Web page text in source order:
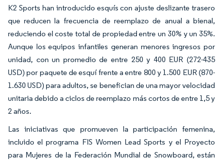
K2 Sports han introducido esquís con ajuste deslizante trasero
que reducen la frecuencia de reemplazo de anual a bienal,
reduciendo el coste total de propiedad entre un 30% y un 35%.
Aunque los equipos infantiles generan menores ingresos por
unidad, con un promedio de entre 250 y 400 EUR (272-435
USD) por paquete de esquí frente a entre 800 y 1.500 EUR (870-
1.630 USD) para adultos, se benefician de una mayor velocidad
unitaria debido a ciclos de reemplazo más cortos de entre 1,5 y
2 años.
Las iniciativas que promueven la participación femenina,
incluido el programa FIS Women Lead Sports y el Proyecto
para Mujeres de la Federación Mundial de Snowboard, están